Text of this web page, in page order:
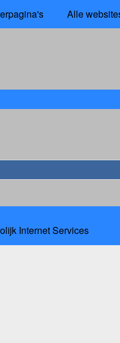
Alle
Internet Services